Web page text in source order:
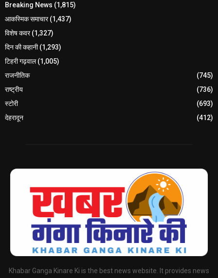
Breaking News (1,815)
आकस्मिक समाचार(1,437)
विशेष कवर(1,327)
दिन की कहानी(1,293)
टिहरी गढ़वाल(1,005)
राजनीतिक
(745)
राष्ट्रीय
(736)
स्टोरी
(693)
देहरादून
(412)
Khabar Ganga Kinare Ki is the best news website. It provides news